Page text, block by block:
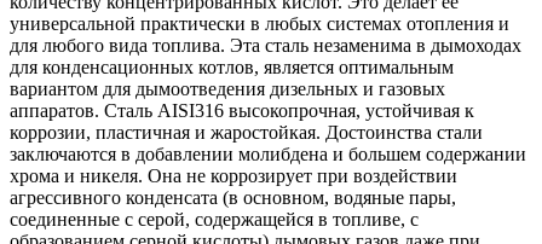
универсаль­ной практически в любых системах отопления и
для любого вида топлива. Эта сталь незаменима в дымоходах
для конденсационных котлов, является оптимальным
вариантом для дымоотведения дизельных и газовых
аппаратов. Сталь AISI316 высокопрочная, устойчивая к
коррозии, пластичная и жаростойкая. Достоинства стали
заключаются в добавлении молибдена и большем содержании
хрома и никеля. Она не коррозирует при воздействии
агрессивного конденсата (в основном, водяные пары,
соединенные с серой, содержащейся в топливе, с